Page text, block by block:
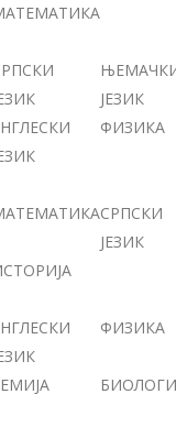
ЈЕЗИК
ФИЗИКА
СРПСКИ
ЈЕЗИК
ФИЗИКА